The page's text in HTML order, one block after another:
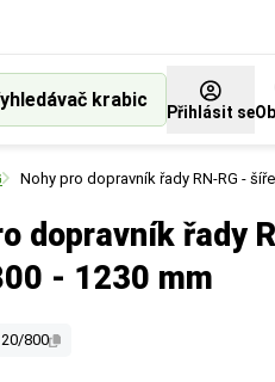
krabic
Přihlásit se
Nohy pro dopravník řady RN-RG -
dopravník řady
- 1230 mm
800